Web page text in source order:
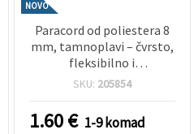
NOVO
Paracord od poliestera 8
mm, tamnoplavi – čvrsto,
fleksibilno i
višenamjensko uže, ~1 m
SKU: 205854
1.60€ 1-9 komad